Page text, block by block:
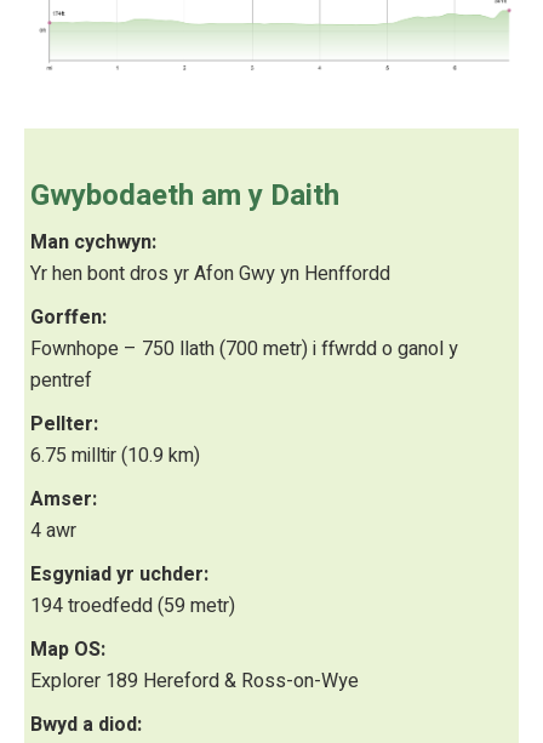
Gwybodaeth am y Daith
Man cychwyn:
Yr hen bont dros yr Afon Gwy yn Henffordd
Gorffen:
Fownhope – 750 llath (700 metr) i ffwrdd o ganol y
pentref
Pellter:
6.75 milltir (10.9 km)
Amser:
4 awr
Esgyniad yr uchder:
194 troedfedd (59 metr)
Map OS:
Explorer 189 Hereford & Ross-on-Wye
Bwyd a diod: